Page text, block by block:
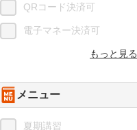
QRコード決済可
電子マネー決済可
もっと見る
メニュー
夏期講習